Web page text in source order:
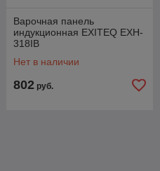
Варочная панель
индукционная EXITEQ EXH-
318IB
Нет в наличии
802 руб.